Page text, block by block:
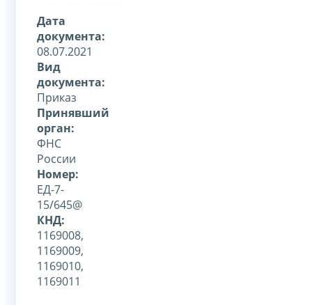
Дата
документа:
08.07.2021
Вид
документа:
Приказ
Принявший
орган:
ФНС
России
Номер:
ЕД-7-
15/645@
КНД:
1169008,
1169009,
1169010,
1169011